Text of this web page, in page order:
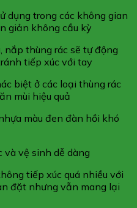
dụng trong các không gian
giản không cầu kỳ
nắp thùng rác sẽ tự động
tiếp xúc với tay
biệt ở các loại thùng rác
mùi hiệu quả
màu đen đàn hồi khó
và vệ sinh dễ dàng
tiếp xúc quá nhiều với
đặt nhưng vẫn mang lại